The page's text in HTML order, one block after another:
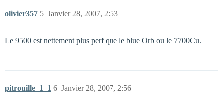
olivier357 Janvier 28, 2007, 2:53
5
Le 9500 est nettement plus perf que le blue Orb ou le 7700Cu.
pitrouille_1_1 Janvier 28, 2007, 2:56
6